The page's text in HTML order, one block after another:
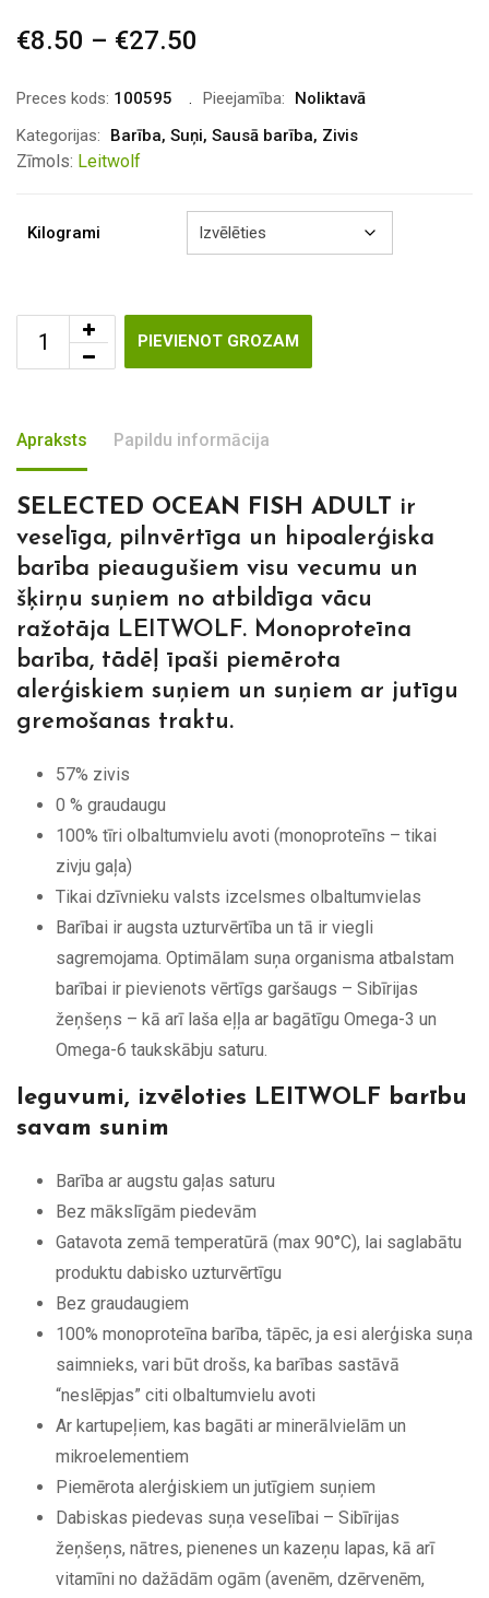
€8.50 – €27.50
€8.50
through
Preces kods: 100595 Pieejamība:
Noliktavā
Kategorijas:
Barība, Suņi, Sausā barība, Zivis
Zīmols: Leitwolf
Kilogrami
PIEVIENOT GROZAM
Apraksts Papildu informācija
SELECTED OCEAN FISH ADULT ir
veselīga, pilnvērtīga un hipoalerģiska
barība pieaugušiem visu vecumu un
šķirņu suņiem no atbildīga vācu
ražotāja LEITWOLF. Monoproteīna
barība, tādēļ īpaši piemērota
alerģiskiem suņiem un suņiem ar jutīgu
gremošanas traktu.
57% zivis
0 % graudaugu
100% tīri olbaltumvielu avoti (monoproteīns – tikai
zivju gaļa)
Tikai dzīvnieku valsts izcelsmes olbaltumvielas
Barībai ir augsta uzturvērtība un tā ir viegli
sagremojama. Optimālam suņa organisma atbalstam
barībai ir pievienots vērtīgs garšaugs – Sibīrijas
žeņšeņs – kā arī laša eļļa ar bagātīgu Omega-3 un
Omega-6 taukskābju saturu.
Ieguvumi, izvēloties LEITWOLF barību
savam sunim
Barība ar augstu gaļas saturu
Bez mākslīgām piedevām
Gatavota zemā temperatūrā (max 90°C), lai saglabātu
produktu dabisko uzturvērtīgu
Bez graudaugiem
100% monoproteīna barība, tāpēc, ja esi alerģiska suņa
saimnieks, vari būt drošs, ka barības sastāvā
“neslēpjas” citi olbaltumvielu avoti
Ar kartupeļiem, kas bagāti ar minerālvielām un
mikroelementiem
Piemērota alerģiskiem un jutīgiem suņiem
Dabiskas piedevas suņa veselībai – Sibīrijas
žeņšeņs, nātres, pienenes un kazeņu lapas, kā arī
vitamīni no dažādām ogām (avenēm, dzērvenēm,